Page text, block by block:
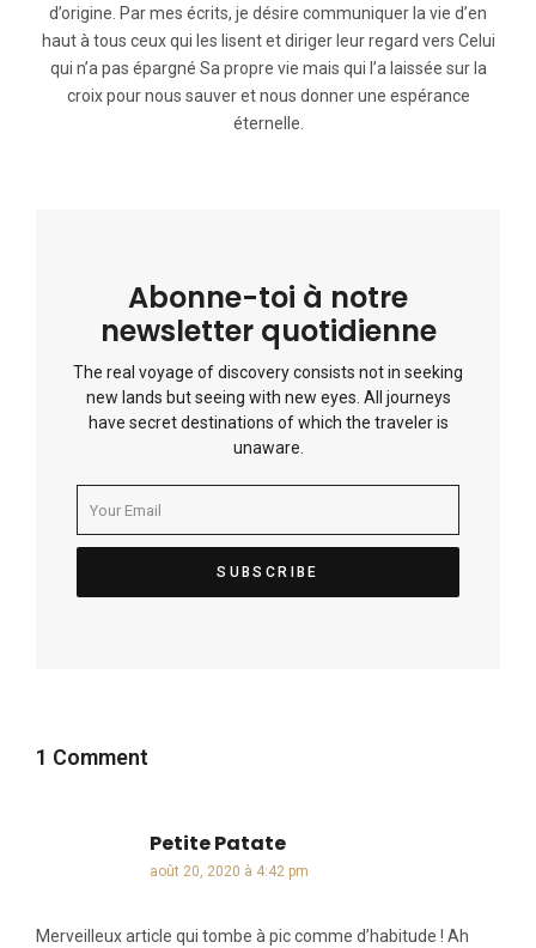
d’origine. Par mes écrits, je désire communiquer la vie d’en
haut à tous ceux qui les lisent et diriger leur regard vers Celui
qui n’a pas épargné Sa propre vie mais qui l’a laissée sur la
croix pour nous sauver et nous donner une espérance
éternelle.
Abonne-toi à notre
newsletter quotidienne
The real voyage of discovery consists not in seeking
new lands but seeing with new eyes. All journeys
have secret destinations of which the traveler is
unaware.
1 Comment
Petite Patatedit :
août 20, 2020 à 4:42 pm
Merveilleux article qui tombe à pic comme d’habitude ! Ah